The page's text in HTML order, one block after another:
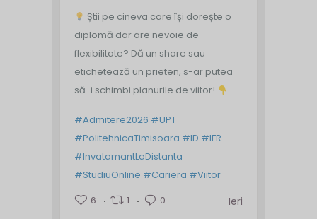
Știi pe cineva care își dorește o
diplomă dar are nevoie de
flexibilitate? Dă un share sau
etichetează un prieten, s-ar putea
să-i schimbi planurile de viitor!
#Admitere2026 #UPT
#PolitehnicaTimisoara #ID #IFR
#InvatamantLaDistanta
#StudiuOnline #Cariera #Viitor
6
1 0 Ieri